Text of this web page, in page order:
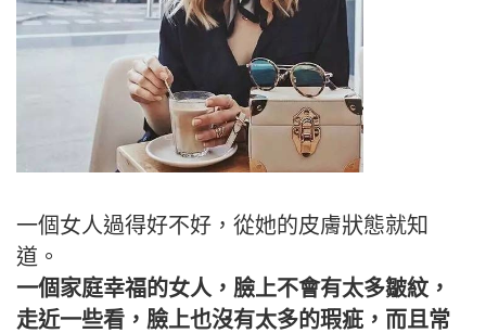
一個女人過得好不好，從她的皮膚狀態就知
道。
一個家庭幸福的女人，臉上不會有太多皺紋，
走近一些看，臉上也沒有太多的瑕疵，而且常